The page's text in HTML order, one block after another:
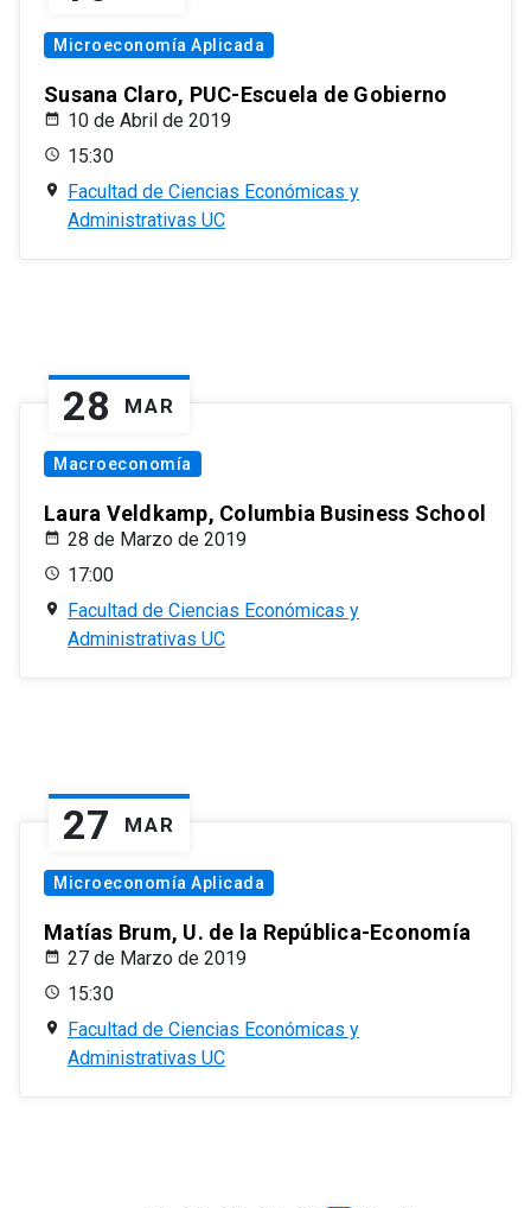
Microeconomía Aplicada
Susana Claro, PUC-Escuela de Gobierno
10 de Abril de 2019
15:30
Facultad de Ciencias Económicas y
Administrativas UC
28 MAR
Macroeconomía
Laura Veldkamp, Columbia Business School
28 de Marzo de 2019
17:00
Facultad de Ciencias Económicas y
Administrativas UC
27 MAR
Microeconomía Aplicada
Matías Brum, U. de la República-Economía
27 de Marzo de 2019
15:30
Facultad de Ciencias Económicas y
Administrativas UC